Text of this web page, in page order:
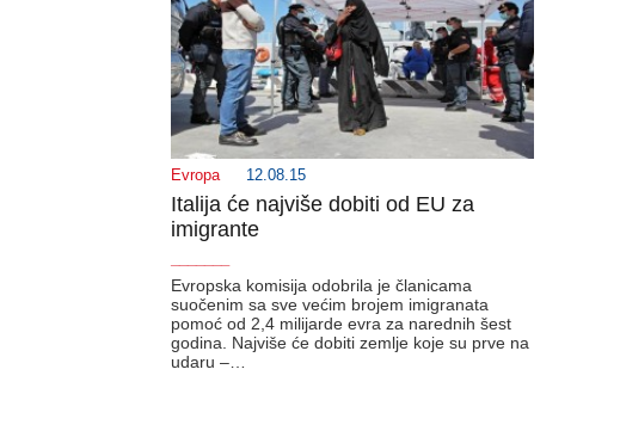
Evropa 12.08.15
Italija će najviše dobiti od EU za
imigrante
Evropska komisija odobrila je članicama
suočenim sa sve većim brojem imigranata
pomoć od 2,4 milijarde evra za narednih šest
godina. Najviše će dobiti zemlje koje su prve na
udaru –…